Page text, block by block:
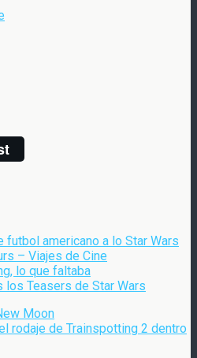
futbol americano a lo Star Wars
– Viajes de Cine
lo que faltaba
los Teasers de Star Wars
Moon
rodaje de Trainspotting 2 dentro